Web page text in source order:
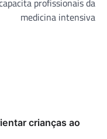
medicina intensiva
crianças ao